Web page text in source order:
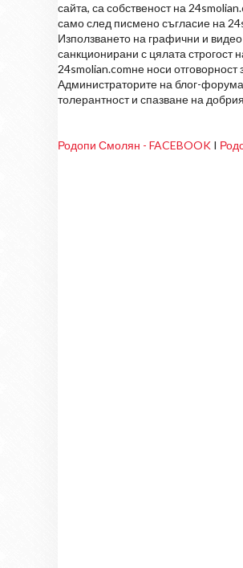
сайта, са собственост на
само след писмено съгласие на
Използването на графични и
санкционирани с цялата строгост
24smolian.comне носи
Администраторите на блог-форума
толерантност и спазване на
Родопи Смолян - FACEBOOK I